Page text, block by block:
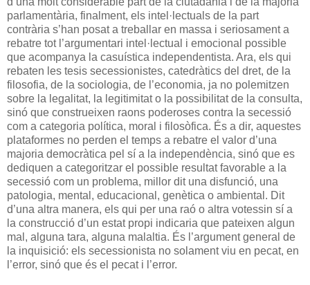
parlamentària, finalment, els intel·lectuals de la part
contrària s’han posat a treballar en massa i seriosament a
rebatre tot l’argumentari intel·lectual i emocional possible
que acompanya la casuística independentista. Ara, els qui
rebaten les tesis secessionistes, catedràtics del dret, de la
filosofia, de la sociologia, de l’economia, ja no polemitzen
sobre la legalitat, la legitimitat o la possibilitat de la consulta,
sinó que construeixen raons poderoses contra la secessió
com a categoria política, moral i filosòfica. És a dir, aquestes
plataformes no perden el temps a rebatre el valor d’una
majoria democràtica pel sí a la independència, sinó que es
dediquen a categoritzar el possible resultat favorable a la
secessió com un problema, millor dit una disfunció, una
patologia, mental, educacional, genètica o ambiental. Dit
d’una altra manera, els qui per una raó o altra votessin sí a
la construcció d’un estat propi indicaria que pateixen algun
mal, alguna tara, alguna malaltia. És l’argument general de
la inquisició: els secessionista no solament viu en pecat, en
l’error, sinó que és el pecat i l’error.